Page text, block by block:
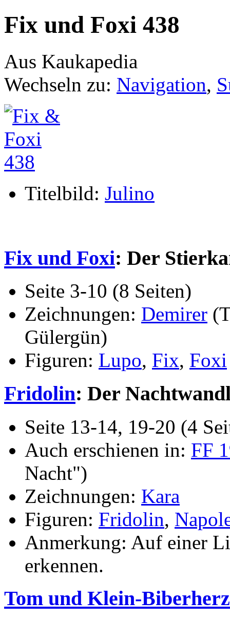
Fix und Foxi 438
Aus Kaukapedia
Wechseln zu: Navigation,
Titelbild: Julino
Fix und Foxi: Der
Seite 3-10 (8 Seiten)
Zeichnungen: Demirer
Gülergün)
Figuren: Lupo, Fix, Foxi
Fridolin: Der
Seite 13-14, 19-20 (4
Auch erschienen in: FF
Nacht")
Zeichnungen: Kara
Figuren: Fridolin,
Anmerkung: Auf einer
erkennen.
Tom und Klein-Biberherz